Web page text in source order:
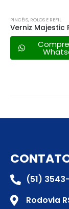
PINCÉIS, ROLOS E REFIL
(51)
Rodovia